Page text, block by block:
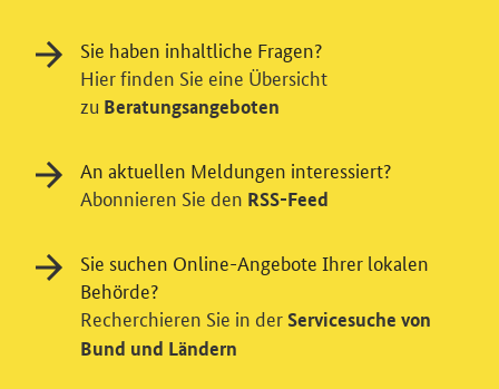
Einwilligung in Tracking und / oder
Videodienst
Wir bitten Sie an dieser Stelle um Ihre Einwilligung für
verschiedene Zusatzdienste unserer Webseite: Wir
Sie haben inhaltliche Fragen?
Hier finden Sie eine Übersicht
zu Beratungsangeboten
An aktuellen Meldungen interessiert?
Abonnieren Sie den RSS-Feed
Sie suchen Online-Angebote Ihrer lokalen
Behörde?
Recherchieren Sie in der Servicesuche von
Bund und Ländern